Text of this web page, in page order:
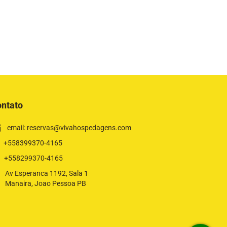
email: reservas@vivahospedagens.com
+558399370-4165
+558299370-4165
Av Esperanca 1192, Sala 1
Manaira, Joao Pessoa PB